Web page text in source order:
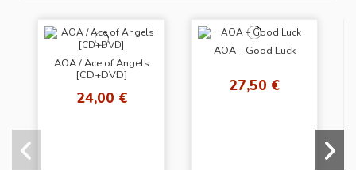
AOA / Ace of Angels
[CD+DVD]
24,00 €
AOA – Good Luck
27,50 €